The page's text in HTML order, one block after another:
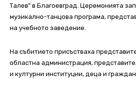
Талев” в Благоевград. Церемонията
музикално-танцова програма,
на учебното заведение.
На събитието присъстваха
областна администрация,
и културни институции, деца и